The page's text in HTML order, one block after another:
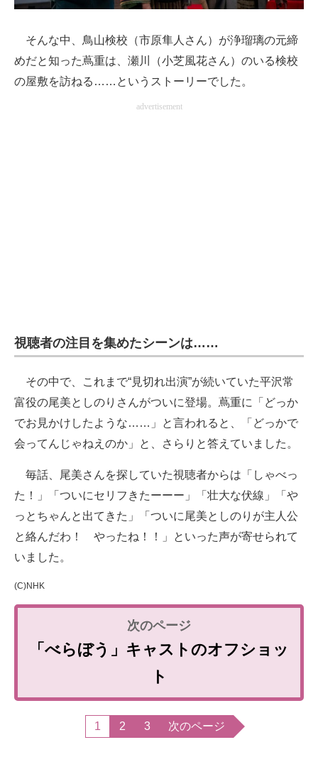
そんな中、鳥山検校（市原隼人さん）が浄瑠璃の元締
めだと知った蔦重は、瀬川（小芝風花さん）のいる検校
の屋敷を訪ねる……というストーリーでした。
advertisement
視聴者の注目を集めたシーンは……
その中で、これまで“見切れ出演”が続いていた平沢常
富役の尾美としのりさんがついに登場。蔦重に「どっか
でお見かけしたような……」と言われると、「どっかで
会ってんじゃねえのか」と、さらりと答えていました。
毎話、尾美さんを探していた視聴者からは「しゃべっ
た！」「ついにセリフきたーーー」「壮大な伏線」「や
っとちゃんと出てきた」「ついに尾美としのりが主人公
と絡んだわ！ やったね！！」といった声が寄せられて
いました。
(C)NHK
「べらぼう」キャストのオフショッ
ト
1 2 3 次のページ